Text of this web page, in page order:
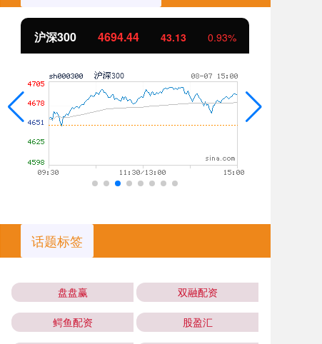
北证50 1134.24 11.37 1.01%
话题标签
盘盘赢 双融配资
鳄鱼配资 股盈汇